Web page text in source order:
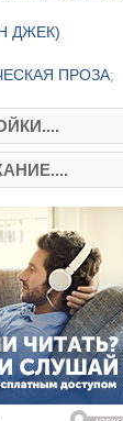
ДЖЕК)
ПРОЗА;